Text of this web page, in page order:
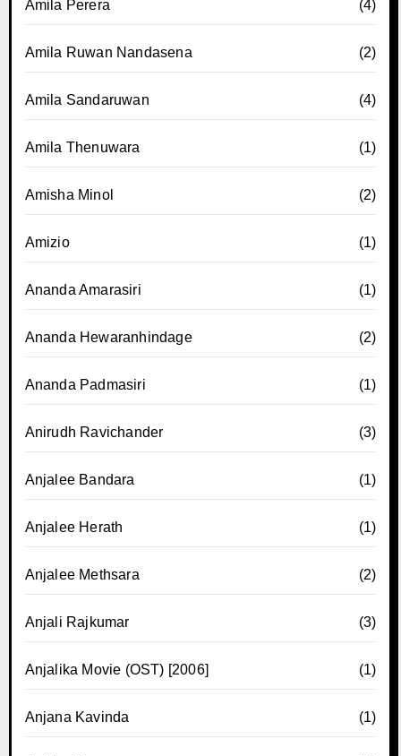
Amila Perera (4)
Amila Ruwan Nandasena (2)
Amila Sandaruwan (4)
Amila Thenuwara (1)
Amisha Minol (2)
Amizio (1)
Ananda Amarasiri (1)
Ananda Hewaranhindage (2)
Ananda Padmasiri (1)
Anirudh Ravichander (3)
Anjalee Bandara (1)
Anjalee Herath (1)
Anjalee Methsara (2)
Anjali Rajkumar (3)
Anjalika Movie (OST) [2006] (1)
Anjana Kavinda (1)